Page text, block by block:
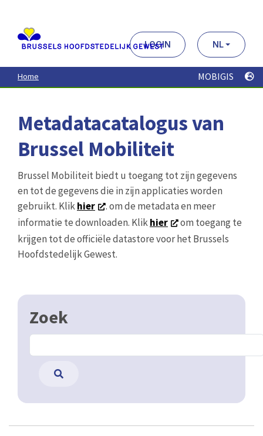
contenu
principal
LOGIN NL
Home MOBIGIS
Metadatacatalogus van
Brussel Mobiliteit
Brussel Mobiliteit biedt u toegang tot zijn gegevens
en tot de gegevens die in zijn applicaties worden
gebruikt. Klikhier
. om de metadata en meer
informatie te downloaden. Klikhier
om toegang te
krijgen tot de officiële datastore voor het Brussels
Hoofdstedelijk Gewest.
Zoek